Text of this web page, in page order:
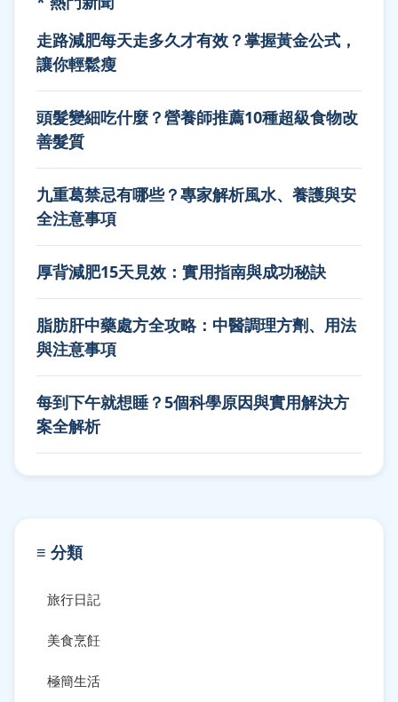
走路減肥每天走多久才有效？掌握黃金公式，
讓你輕鬆瘦
頭髮變細吃什麼？營養師推薦10種超級食物改
善髮質
九重葛禁忌有哪些？專家解析風水、養護與安
全注意事項
厚背減肥15天見效：實用指南與成功秘訣
脂肪肝中藥處方全攻略：中醫調理方劑、用法
與注意事項
每到下午就想睡？5個科學原因與實用解決方
案全解析
≡ 分類
旅行日記
美食烹飪
極簡生活